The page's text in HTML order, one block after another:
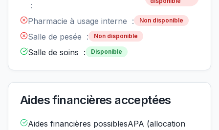
:
Pharmacie à usage interne : Non disponible
Salle de pesée : Non disponible
Salle de soins : Disponible
Aides financières acceptées
Aides financières possiblesAPA (allocation